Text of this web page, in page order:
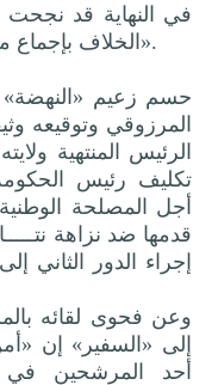
في النهاية قد
الخلاف بإجماع محترم من الأحزاب الوطنية الكبرى».
حسم زعيم «النهضة»
المرزوقي وتوقيعه
الرئيس المنتهية
تكليف رئيس
أجل المصلحة
قدمها ضد نزاهة
إجراء الدور الثاني
وعن فحوى لقائه
إلى «السفير» إن
أحد المرشحين في